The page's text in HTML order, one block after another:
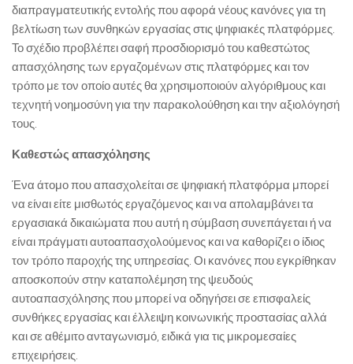
διαπραγματευτικής εντολής που αφορά νέους κανόνες για τη
βελτίωση των συνθηκών εργασίας στις ψηφιακές πλατφόρμες.
Το σχέδιο προβλέπει σαφή προσδιορισμό του καθεστώτος
απασχόλησης των εργαζομένων στις πλατφόρμες και τον
τρόπο με τον οποίο αυτές θα χρησιμοποιούν αλγόριθμους και
τεχνητή νοημοσύνη για την παρακολούθηση και την αξιολόγησή
τους.
Καθεστώς απασχόλησης
Ένα άτομο που απασχολείται σε ψηφιακή πλατφόρμα μπορεί
να είναι είτε μισθωτός εργαζόμενος και να απολαμβάνει τα
εργασιακά δικαιώματα που αυτή η σύμβαση συνεπάγεται ή να
είναι πράγματι αυτοαπασχολούμενος και να καθορίζει ο ίδιος
τον τρόπο παροχής της υπηρεσίας. Οι κανόνες που εγκρίθηκαν
αποσκοπούν στην καταπολέμηση της ψευδούς
αυτοαπασχόλησης που μπορεί να οδηγήσει σε επισφαλείς
συνθήκες εργασίας και έλλειψη κοινωνικής προστασίας αλλά
και σε αθέμιτο ανταγωνισμό, ειδικά για τις μικρομεσαίες
επιχειρήσεις.